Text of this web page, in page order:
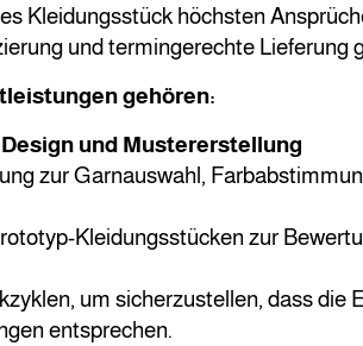
Kleidungsstück höchsten
und termingerechte Lieferung
gehören:
und Mustererstellung
zur Garnauswahl,
Kleidungsstücken zur
um sicherzustellen, dass die
entsprechen.